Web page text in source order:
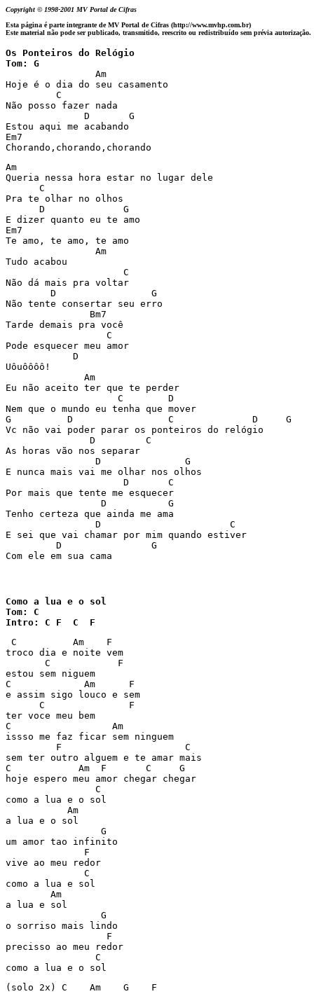
Copyright © 1998-2001 MV Portal de Cifras
Esta página é parte integrante de MV Portal de Cifras (http://www.mvhp.com.br)
Este material não pode ser publicado, transmitido, reescrito ou redistribuído sem prévia autorização.
Os Ponteiros do Relógio
Tom: G
Hoje é o dia do seu casamento
         C
Não posso fazer nada
              D       G
Estou aqui me acabando
Em7
Chorando,chorando,chorando
Am
Queria nessa hora estar no lugar dele
      C
Pra te olhar no olhos
      D              G
E dizer quanto eu te amo
Em7
Te amo, te amo, te amo
                Am
Tudo acabou
                     C
Não dá mais pra voltar
        D                 G
Não tente consertar seu erro
               Bm7
Tarde demais pra você
                  C
Pode esquecer meu amor
            D
Uôuôôôô!
              Am
Eu não aceito ter que te perder
                    C        D
Nem que o mundo eu tenha que mover
G          D                 C              D     G
Vc não vai poder parar os ponteiros do relógio
               D         C
As horas vão nos separar
                D               G
E nunca mais vai me olhar nos olhos
                     D       C
Por mais que tente me esquecer
                 D           G
Tenho certeza que ainda me ama
                D                       C
E sei que vai chamar por mim quando estiver
         D                G
Com ele em sua cama
Como a lua e o sol
Tom: C
Intro: C F  C  F
C          Am    F
troco dia e noite vem
       C            F
estou sem niguem
C             Am      F
e assim sigo louco e sem
      C               F
ter voce meu bem
C                  Am
issso me faz ficar sem ninguem
         F                      C
sem ter outro alguem e te amar mais
C            Am  F       C     G
hoje espero meu amor chegar chegar
                C
como a lua e o sol
           Am
a lua e o sol
                 G
um amor tao infinito
              F
vive ao meu redor
              C
como a lua e sol
        Am
a lua e sol
                 G
o sorriso mais lindo
                  F
precisso ao meu redor
                C
como a lua e o sol
(solo 2x) C    Am    G    F